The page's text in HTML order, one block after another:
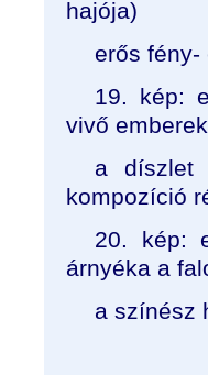
hajója)
erős
19. kép:
vivő
a díszlet
kompozíció
20. kép:
árnyéka a
a színész